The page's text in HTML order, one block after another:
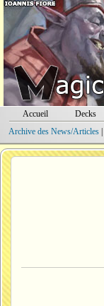
Accueil Decks
Archive des News/Articles|